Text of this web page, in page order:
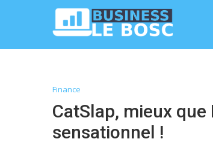
Finance
CatSlap, mieux
sensationnel !